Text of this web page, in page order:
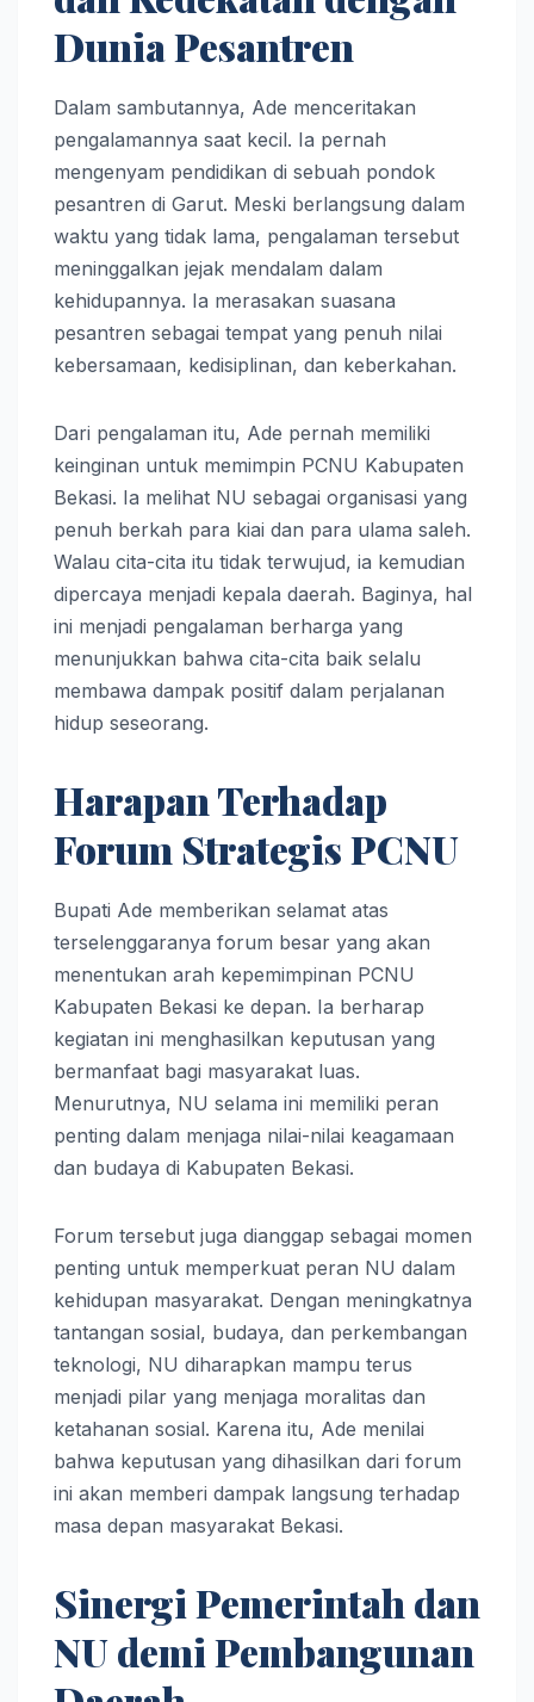
Dunia Pesantren
Dalam sambutannya, Ade menceritakan
pengalamannya saat kecil. Ia pernah
mengenyam pendidikan di sebuah pondok
pesantren di Garut. Meski berlangsung dalam
waktu yang tidak lama, pengalaman tersebut
meninggalkan jejak mendalam dalam
kehidupannya. Ia merasakan suasana
pesantren sebagai tempat yang penuh nilai
kebersamaan, kedisiplinan, dan keberkahan.
Dari pengalaman itu, Ade pernah memiliki
keinginan untuk memimpin PCNU Kabupaten
Bekasi. Ia melihat NU sebagai organisasi yang
penuh berkah para kiai dan para ulama saleh.
Walau cita-cita itu tidak terwujud, ia kemudian
dipercaya menjadi kepala daerah. Baginya, hal
ini menjadi pengalaman berharga yang
menunjukkan bahwa cita-cita baik selalu
membawa dampak positif dalam perjalanan
hidup seseorang.
Harapan Terhadap
Forum Strategis PCNU
Bupati Ade memberikan selamat atas
terselenggaranya forum besar yang akan
menentukan arah kepemimpinan PCNU
Kabupaten Bekasi ke depan. Ia berharap
kegiatan ini menghasilkan keputusan yang
bermanfaat bagi masyarakat luas.
Menurutnya, NU selama ini memiliki peran
penting dalam menjaga nilai-nilai keagamaan
dan budaya di Kabupaten Bekasi.
Forum tersebut juga dianggap sebagai momen
penting untuk memperkuat peran NU dalam
kehidupan masyarakat. Dengan meningkatnya
tantangan sosial, budaya, dan perkembangan
teknologi, NU diharapkan mampu terus
menjadi pilar yang menjaga moralitas dan
ketahanan sosial. Karena itu, Ade menilai
bahwa keputusan yang dihasilkan dari forum
ini akan memberi dampak langsung terhadap
masa depan masyarakat Bekasi.
Sinergi Pemerintah dan
NU demi Pembangunan